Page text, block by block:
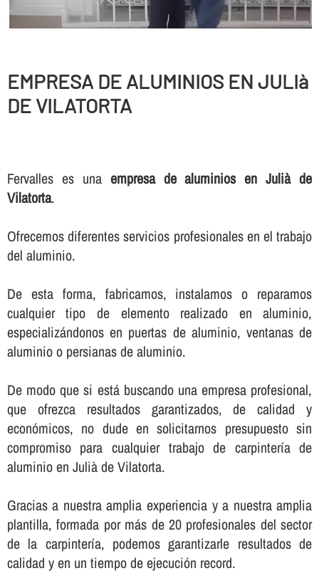
EMPRESA DE ALUMINIOS EN JULIà
DE VILATORTA
Fervalles es una empresa de aluminios en Julià de
Vilatorta.
Ofrecemos diferentes servicios profesionales en el trabajo
del aluminio.
De esta forma, fabricamos, instalamos o reparamos
cualquier tipo de elemento realizado en aluminio,
especializándonos en puertas de aluminio, ventanas de
aluminio o persianas de aluminio.
De modo que si está buscando una empresa profesional,
que ofrezca resultados garantizados, de calidad y
económicos, no dude en solicitarnos presupuesto sin
compromiso para cualquier trabajo de carpinterí­a de
aluminio en Julià de Vilatorta.
Gracias a nuestra amplia experiencia y a nuestra amplia
plantilla, formada por más de 20 profesionales del sector
de la carpinterí­a, podemos garantizarle resultados de
calidad y en un tiempo de ejecución record.